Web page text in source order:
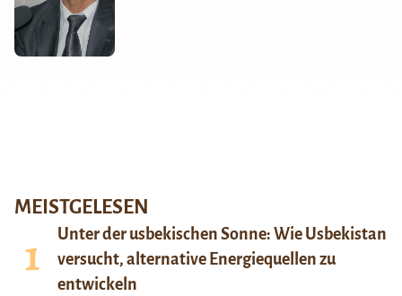
MEISTGELESEN
Unter der usbekischen Sonne: Wie Usbekistan
versucht, alternative Energiequellen zu
entwickeln